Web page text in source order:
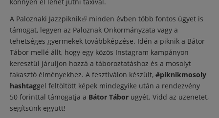
A Paloznaki Jazzpiknik(külső hivatkozás)
minden évben több fontos ügyet is
támogat, legyen az Paloznak Önkormányzata vagy a
tehetséges gyermekek továbbképzése. Idén a piknik a Bátor
Tábor mellé állt, hogy egy közös Instagram kampányon
keresztül járuljon hozzá a táboroztatáshoz és a mosolyt
fakasztó élményekhez. A fesztiválon készült, #piknikmosoly
hashtaggel feltöltött képek mindegyike után a rendezvény
50 forinttal támogatja a Bátor Tábor ügyét. Vidd az üzenetet,
segítsünk együtt!